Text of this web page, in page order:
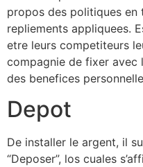
propos des politiques en
repliements appliquees.
etre leurs competiteurs
compagnie de fixer avec
des benefices
Depot
De installer le argent, il
“Deposer”, los cuales